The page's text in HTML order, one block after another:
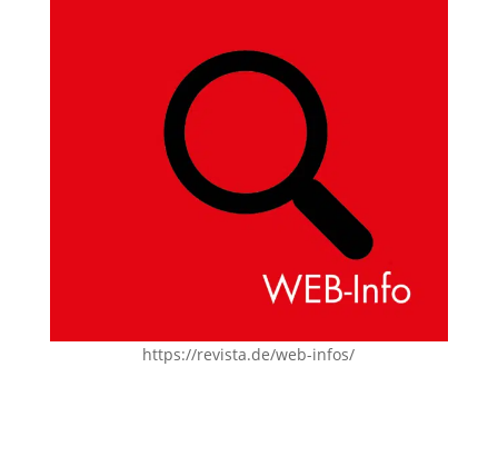
https://revista.de/web-infos/